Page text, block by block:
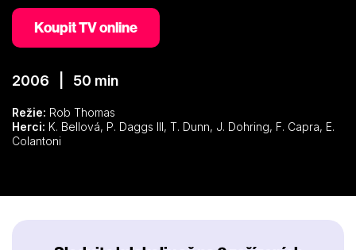
Koupit TV online
2006 | 50 min
Režie: Rob Thomas
Herci:
Colantoni